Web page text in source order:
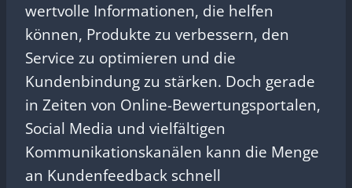
wertvolle Informationen, die helfen
können, Produkte zu verbessern, den
Service zu optimieren und die
Kundenbindung zu stärken. Doch gerade
in Zeiten von Online-Bewertungsportalen,
Social Media und vielfältigen
Kommunikationskanälen kann die Menge
an Kundenfeedback schnell